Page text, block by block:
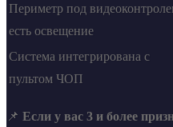
Периметр под
есть освещение
Система интегрирована с
пультом ЧОП
📌 Если у вас 3 и более